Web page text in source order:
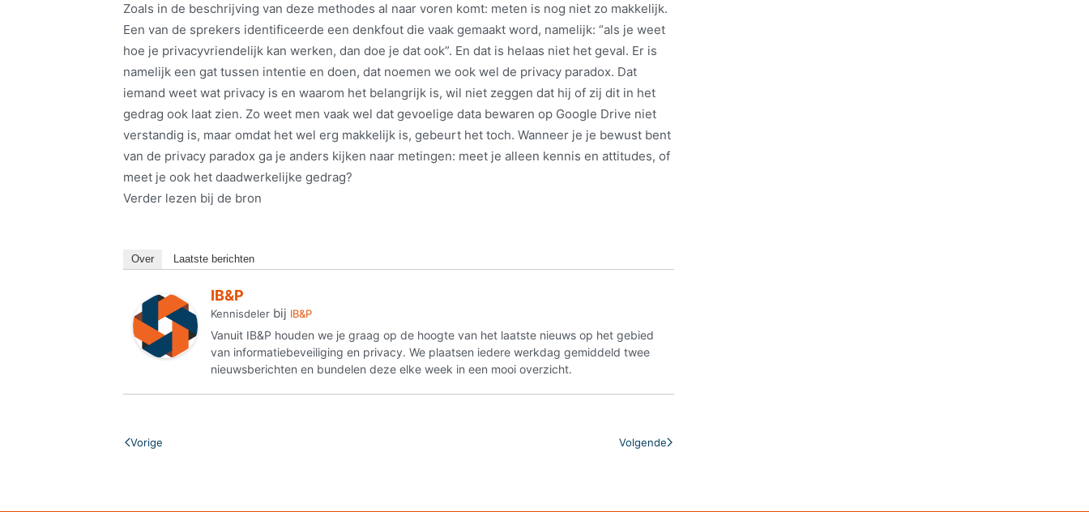
Zoals in de beschrijving van deze methodes al naar voren komt: meten is nog niet zo makkelijk.
Een van de sprekers identificeerde een denkfout die vaak gemaakt word, namelijk: “als je weet
hoe je privacyvriendelijk kan werken, dan doe je dat ook”. En dat is helaas niet het geval. Er is
namelijk een gat tussen intentie en doen, dat noemen we ook wel de privacy paradox. Dat
iemand weet wat privacy is en waarom het belangrijk is, wil niet zeggen dat hij of zij dit in het
gedrag ook laat zien. Zo weet men vaak wel dat gevoelige data bewaren op Google Drive niet
verstandig is, maar omdat het wel erg makkelijk is, gebeurt het toch. Wanneer je je bewust bent
van de privacy paradox ga je anders kijken naar metingen: meet je alleen kennis en attitudes, of
meet je ook het daadwerkelijke gedrag?
Verder lezen bij de bron
Over Laatste berichten
IB&P
Kennisdeler bij IB&P
Vanuit IB&P houden we je graag op de hoogte van het laatste nieuws op het gebied
van informatiebeveiliging en privacy. We plaatsen iedere werkdag gemiddeld twee
nieuwsberichten en bundelen deze elke week in een mooi overzicht.
Vorige Volgende